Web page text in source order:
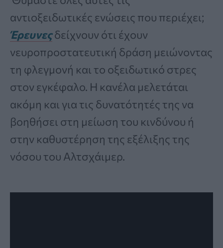
αντιοξειδωτικές ενώσεις που περιέχει;
Έρευνεςδείχνουν ότι έχουν
νευροπροστατευτική δράση μειώνοντας
τη φλεγμονή και το οξειδωτικό στρες
στον εγκέφαλο. Η κανέλα μελετάται
ακόμη και για τις δυνατότητές της να
βοηθήσει στη μείωση του κινδύνου ή
στην καθυστέρηση της εξέλιξης της
νόσου του Αλτσχάιμερ.